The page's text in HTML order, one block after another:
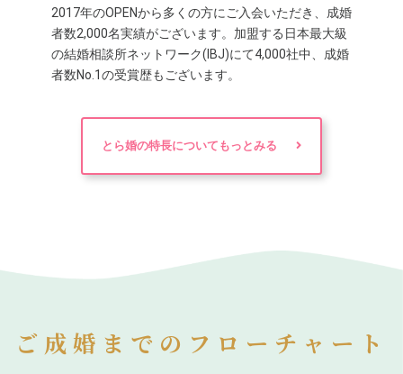
2017年のOPENから多くの方にご入会いただき、成婚
者数2,000名実績がございます。加盟する日本最大級
の結婚相談所ネットワーク(IBJ)にて4,000社中、成婚
者数No.1の受賞歴もございます。
とら婚の特長についてもっとみる
ご成婚までのフローチャート